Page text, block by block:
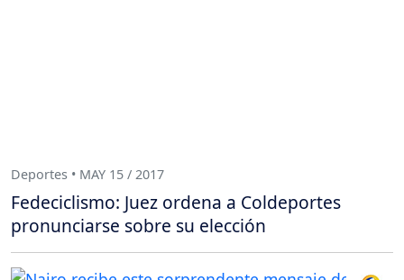
Deportes • MAY 15 / 2017
Fedeciclismo: Juez ordena a Coldeportes
pronunciarse sobre su elección